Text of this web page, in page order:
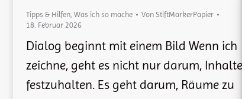
Tipps & Hilfen, Was ich so mache Von StiftMarkerPapier
18. Februar 2026
Dialog beginnt mit einem Bild Wenn ich
zeichne, geht es nicht nur darum, Inhalte
festzuhalten. Es geht darum, Räume zu